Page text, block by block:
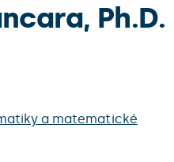
Ph.D.
a matematické